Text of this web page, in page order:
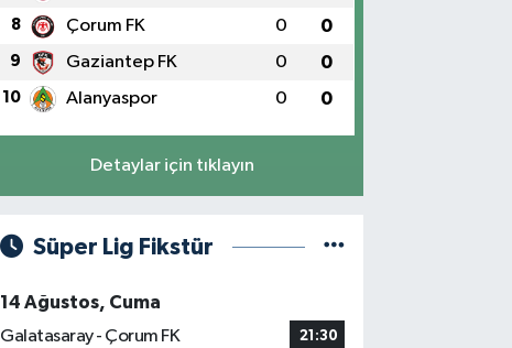
8 Çorum FK 0 0
9 Gaziantep FK 0 0
10 Alanyaspor 0 0
Detaylar için tıklayın
Süper Lig Fikstür
14 Ağustos, Cuma
Galatasaray - Çorum FK
21:30